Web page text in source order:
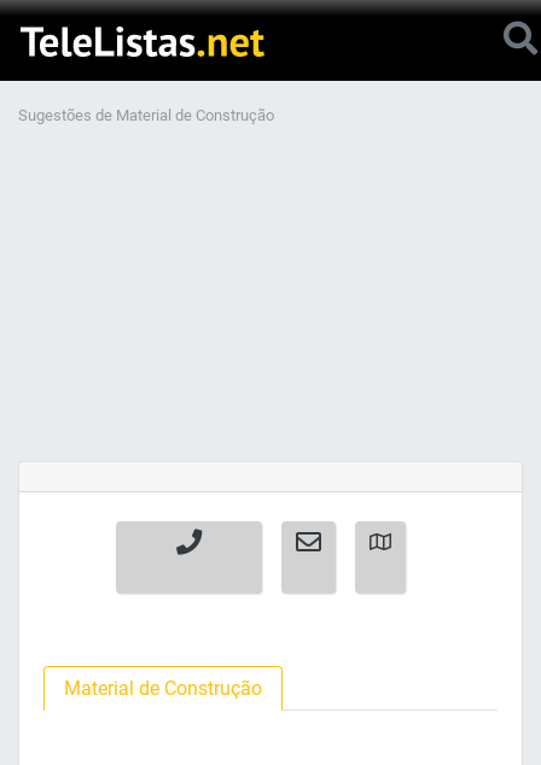
Sugestões de Material de Construção
Material de Construção